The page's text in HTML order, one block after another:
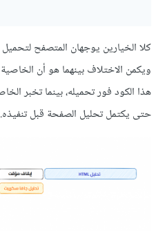
كلا الخيارين يوجهان المتصفح
ويكمن الاختلاف بينهما هو أن الخاصية
هذا الكود فور تحميله، بينما تخبر
حتى يكتمل تحليل الصفحة قبل تنفيذه.